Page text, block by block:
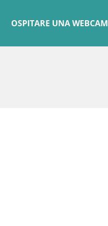
OSPITARE UNA WEBCAM